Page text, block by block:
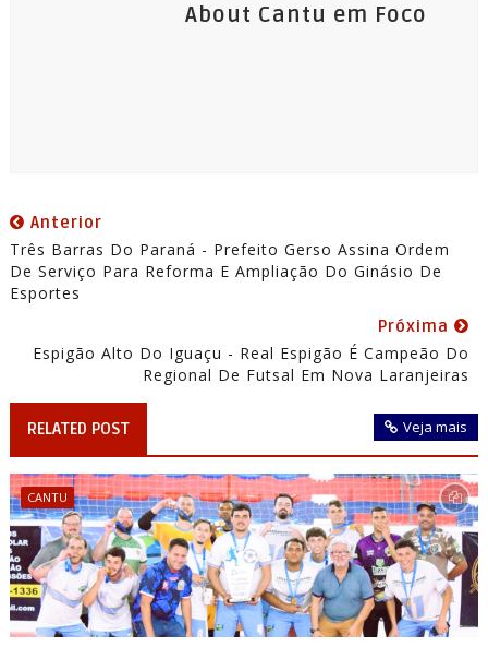
About Cantu em Foco
Anterior
Três Barras Do Paraná - Prefeito Gerso Assina Ordem
De Serviço Para Reforma E Ampliação Do Ginásio De
Esportes
Próxima
Espigão Alto Do Iguaçu - Real Espigão É Campeão Do
Regional De Futsal Em Nova Laranjeiras
RELATED POST Veja mais
CANTU